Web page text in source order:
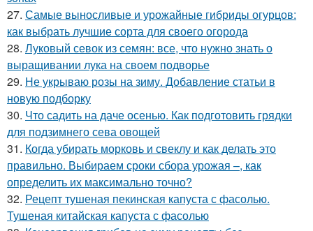
27. Самые выносливые и урожайные гибриды огурцов:
как выбрать лучшие сорта для своего огорода
28. Луковый севок из семян: все, что нужно знать о
выращивании лука на своем подворье
29. Не укрываю розы на зиму. Добавление статьи в
новую подборку
30. Что садить на даче осенью. Как подготовить грядки
для подзимнего сева овощей
31. Когда убирать морковь и свеклу и как делать это
правильно. Выбираем сроки сбора урожая –, как
определить их максимально точно?
32. Рецепт тушеная пекинская капуста с фасолью.
Тушеная китайская капуста с фасолью